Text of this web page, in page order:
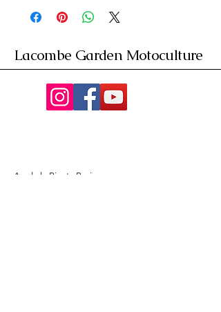
Lacombe Garden Motoculture
Av. de la Riante Borie,